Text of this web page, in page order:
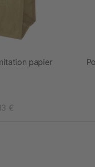
papier
€